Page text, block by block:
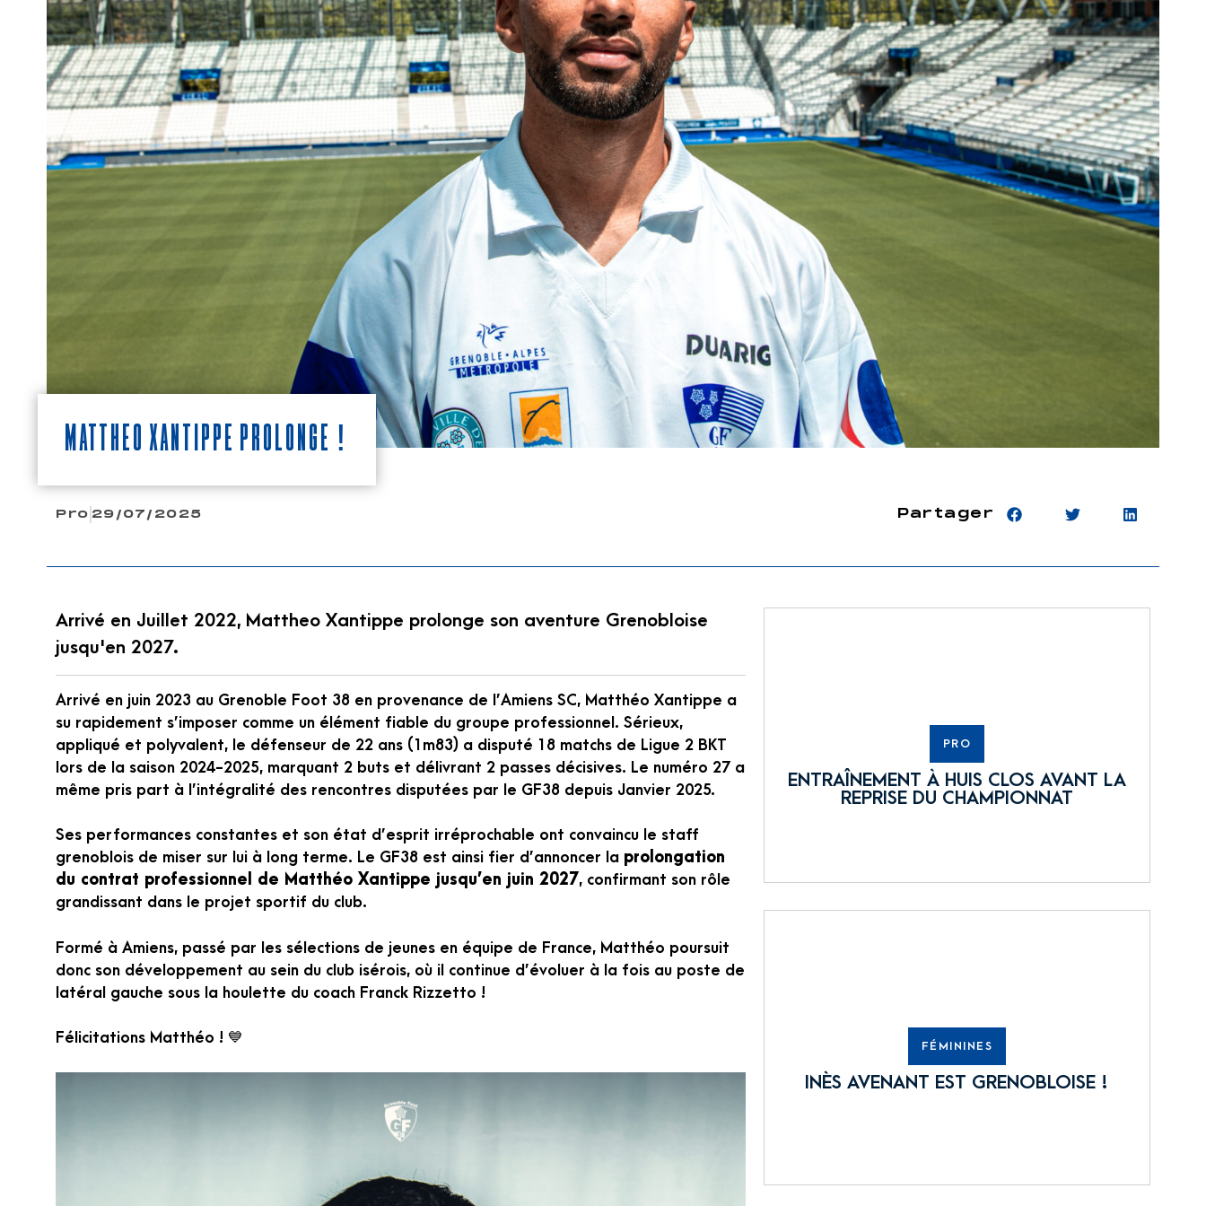
MATTHÉO XANTIPPE PROLONGE !
Pro 29/07/2025 Partager
Arrivé en Juillet 2022, Mattheo Xantippe prolonge son aventure Grenobloise
jusqu'en 2027.
Arrivé en juin 2023 au Grenoble Foot 38 en provenance de l’Amiens SC, Matthéo Xantippe a
su rapidement s’imposer comme un élément fiable du groupe professionnel. Sérieux,
appliqué et polyvalent, le défenseur de 22 ans (1m83) a disputé 18 matchs de Ligue 2 BKT
lors de la saison 2024-2025, marquant 2 buts et délivrant 2 passes décisives. Le numéro 27 a
même pris part à l’intégralité des rencontres disputées par le GF38 depuis Janvier 2025.
Ses performances constantes et son état d’esprit irréprochable ont convaincu le staff
grenoblois de miser sur lui à long terme. Le GF38 est ainsi fier d’annoncer la prolongation
du contrat professionnel de Matthéo Xantippe jusqu’en juin 2027, confirmant son rôle
grandissant dans le projet sportif du club.
Formé à Amiens, passé par les sélections de jeunes en équipe de France, Matthéo poursuit
donc son développement au sein du club isérois, où il continue d’évoluer à la fois au poste de
latéral gauche sous la houlette du coach Franck Rizzetto !
Félicitations Matthéo ! 💙
PRO
ENTRAÎNEMENT À HUIS CLOS AVANT LA
REPRISE DU CHAMPIONNAT
FÉMININES
INÈS AVENANT EST GRENOBLOISE !